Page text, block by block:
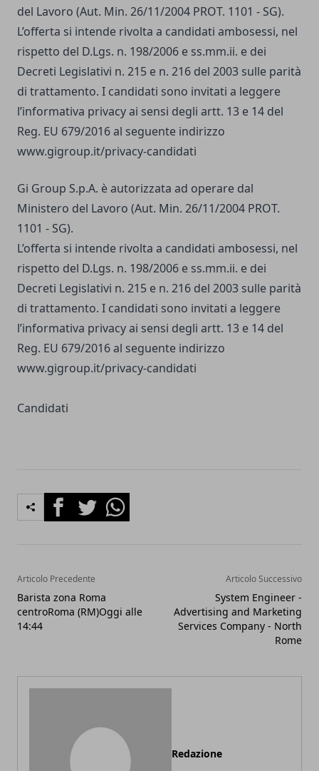
del Lavoro (Aut. Min. 26/11/2004 PROT. 1101 - SG).
L’offerta si intende rivolta a candidati ambosessi, nel
rispetto del D.Lgs. n. 198/2006 e ss.mm.ii. e dei
Decreti Legislativi n. 215 e n. 216 del 2003 sulle parità
di trattamento. I candidati sono invitati a leggere
l’informativa privacy ai sensi degli artt. 13 e 14 del
Reg. EU 679/2016 al seguente indirizzo
www.gigroup.it/privacy-candidati
Gi Group S.p.A. è autorizzata ad operare dal
Ministero del Lavoro (Aut. Min. 26/11/2004 PROT.
1101 - SG).
L’offerta si intende rivolta a candidati ambosessi, nel
rispetto del D.Lgs. n. 198/2006 e ss.mm.ii. e dei
Decreti Legislativi n. 215 e n. 216 del 2003 sulle parità
di trattamento. I candidati sono invitati a leggere
l’informativa privacy ai sensi degli artt. 13 e 14 del
Reg. EU 679/2016 al seguente indirizzo
www.gigroup.it/privacy-candidati
Candidati
FacebookTwitterWhatsapp
Articolo Precedente
Barista zona Roma
centroRoma (RM)Oggi alle
14:44
Articolo Successivo
System Engineer -
Advertising and Marketing
Services Company - North
Rome
Redazione